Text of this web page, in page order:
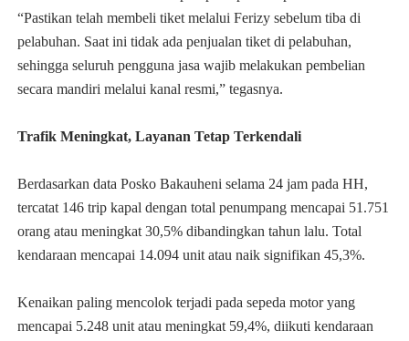
“Pastikan telah membeli tiket melalui Ferizy sebelum tiba di
pelabuhan. Saat ini tidak ada penjualan tiket di pelabuhan,
sehingga seluruh pengguna jasa wajib melakukan pembelian
secara mandiri melalui kanal resmi,” tegasnya.
Trafik Meningkat, Layanan Tetap Terkendali
Berdasarkan data Posko Bakauheni selama 24 jam pada HH,
tercatat 146 trip kapal dengan total penumpang mencapai 51.751
orang atau meningkat 30,5% dibandingkan tahun lalu. Total
kendaraan mencapai 14.094 unit atau naik signifikan 45,3%.
Kenaikan paling mencolok terjadi pada sepeda motor yang
mencapai 5.248 unit atau meningkat 59,4%, diikuti kendaraan